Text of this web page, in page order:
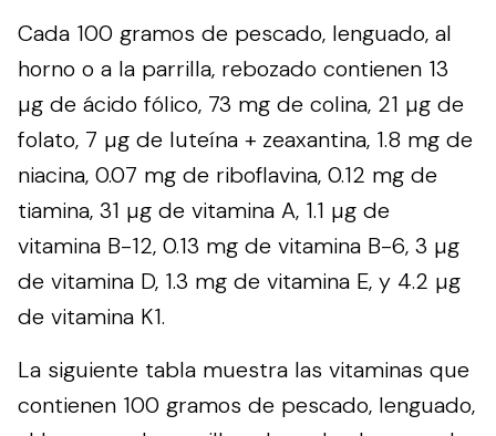
Cada 100 gramos de pescado, lenguado, al
horno o a la parrilla, rebozado contienen 13
µg de ácido fólico, 73 mg de colina, 21 µg de
folato, 7 µg de luteína + zeaxantina, 1.8 mg de
niacina, 0.07 mg de riboflavina, 0.12 mg de
tiamina, 31 µg de vitamina A, 1.1 µg de
vitamina B-12, 0.13 mg de vitamina B-6, 3 µg
de vitamina D, 1.3 mg de vitamina E, y 4.2 µg
de vitamina K1.
La siguiente tabla muestra las vitaminas que
contienen 100 gramos de pescado, lenguado,